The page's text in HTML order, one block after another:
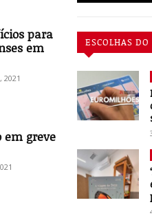
para
em
em greve
ESCOLHAS